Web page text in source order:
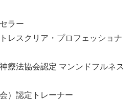
ラー
レスクリア・プロフェッショナ
療法協会認定 マンンドフルネス
）認定トレーナー